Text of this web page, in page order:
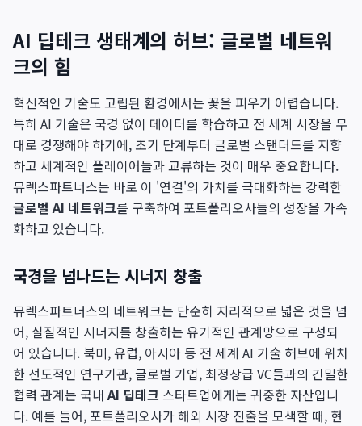
AI 딥테크 생태계의 허브: 글로벌 네트워
크의 힘
혁신적인 기술도 고립된 환경에서는 꽃을 피우기 어렵습니다.
특히 AI 기술은 국경 없이 데이터를 학습하고 전 세계 시장을 무
대로 경쟁해야 하기에, 초기 단계부터 글로벌 스탠더드를 지향
하고 세계적인 플레이어들과 교류하는 것이 매우 중요합니다.
뮤렉스파트너스는 바로 이 '연결'의 가치를 극대화하는 강력한
글로벌 AI 네트워크를 구축하여 포트폴리오사들의 성장을 가속
화하고 있습니다.
국경을 넘나드는 시너지 창출
뮤렉스파트너스의 네트워크는 단순히 지리적으로 넓은 것을 넘
어, 실질적인 시너지를 창출하는 유기적인 관계망으로 구성되
어 있습니다. 북미, 유럽, 아시아 등 전 세계 AI 기술 허브에 위치
한 선도적인 연구기관, 글로벌 기업, 최정상급 VC들과의 긴밀한
협력 관계는 국내AI 딥테크 스타트업에게는 귀중한 자산입니
다. 예를 들어, 포트폴리오사가 해외 시장 진출을 모색할 때, 현